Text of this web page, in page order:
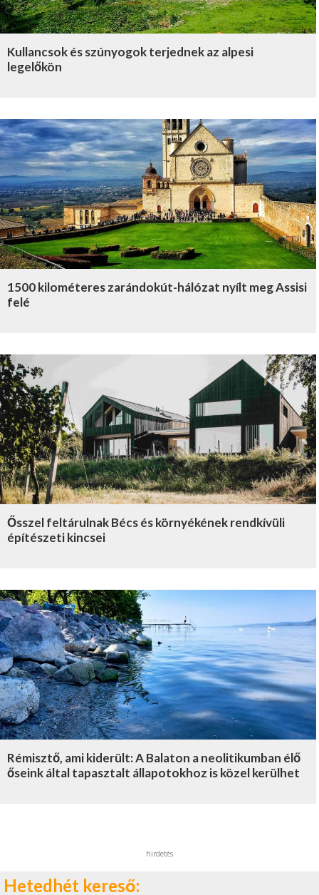
Kullancsok és szúnyogok terjednek az alpesi
legelőkön
1500 kilométeres zarándokút-hálózat nyílt meg Assisi
felé
Ősszel feltárulnak Bécs és környékének rendkívüli
építészeti kincsei
Rémisztő, ami kiderült: A Balaton a neolitikumban élő
őseink által tapasztalt állapotokhoz is közel kerülhet
hirdetés
Hetedhét kereső: